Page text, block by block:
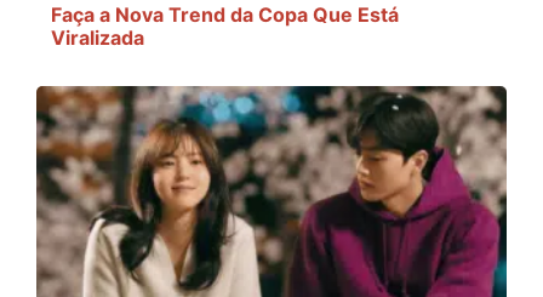
Faça a Nova Trend da Copa Que Está
Viralizada